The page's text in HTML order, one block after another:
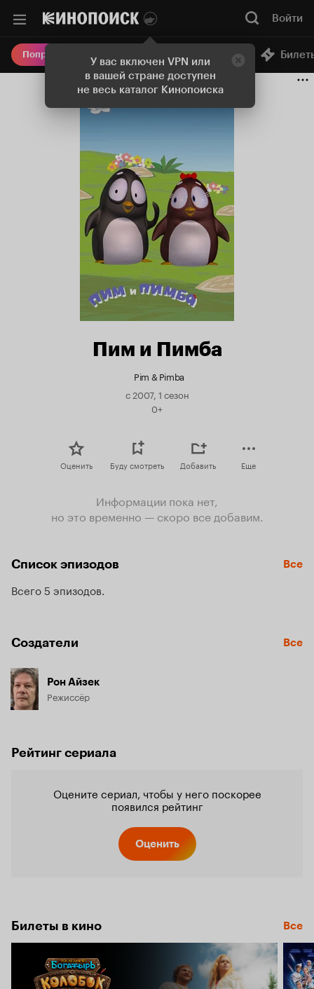
У вас включен VPN или
в вашей стране доступен
не весь каталог Кинопоиска
Войти
Попробовать Плюс Онлайн-кинотеатр
Пим и Пимба
Pim & Pimba
с 2007, 1 сезон
0+
Оценить Буду смотреть Добавить Еще
Информации пока нет,
но это временно — скоро все добавим.
Список эпизодов Все
Всего 5 эпизодов
Создатели Все
Рон Айзек
Режиссёр
Рейтинг сериала
Оцените сериал, чтобы у него поскорее
появился рейтинг
Оценить
Билеты в кино Все